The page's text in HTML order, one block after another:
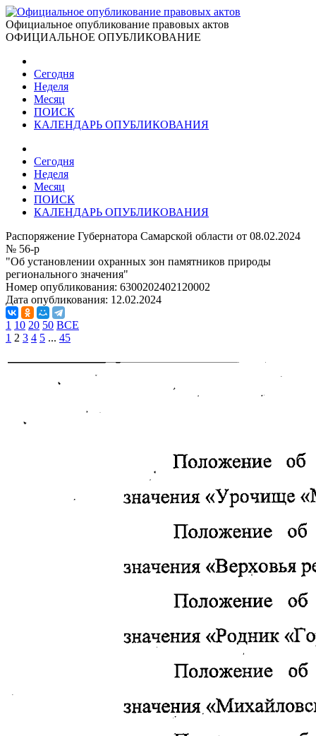
Официальное опубликование правовых актов
ОФИЦИАЛЬНОЕ ОПУБЛИКОВАНИЕ
Сегодня
Неделя
Месяц
ПОИСК
КАЛЕНДАРЬ ОПУБЛИКОВАНИЯ
Сегодня
Неделя
Месяц
ПОИСК
КАЛЕНДАРЬ ОПУБЛИКОВАНИЯ
Распоряжение Губернатора Самарской области от 08.02.2024
№ 56-р
"Об установлении охранных зон памятников природы
регионального значения"
Номер опубликования: 6300202402120002
Дата опубликования: 12.02.2024
1 10 20 50 ВСЕ
1 2 3 4 5 ... 45